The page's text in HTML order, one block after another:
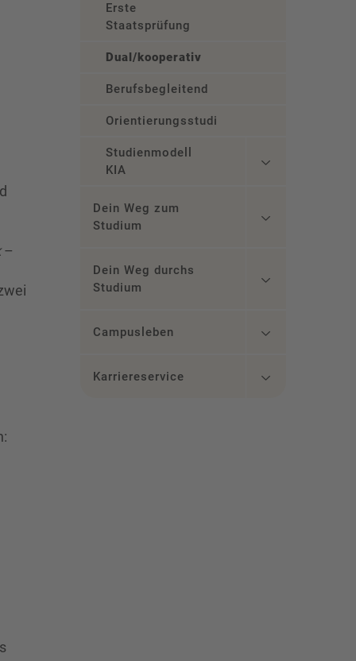
–
Erste
Staatsprüfung
Dual/kooperativ
Berufsbegleitend
Orientierungsstudium
Studienmodell
KIA
Dein Weg zum
Studium
Dein Weg durchs
Studium
Campusleben
Karriereservice